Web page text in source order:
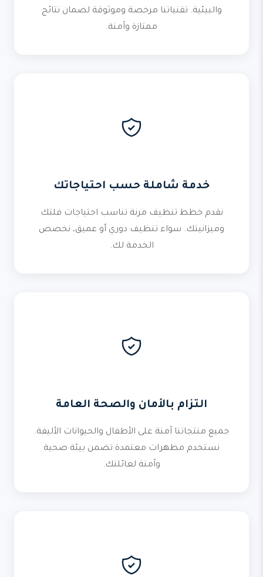
والبيئية. تقنياتنا مرخصة وموثوقة لضمان نتائج
ممتازة وآمنة.
خدمة شاملة حسب احتياجاتك
نقدم خطط تنظيف مرنة تناسب احتياجات فلتك
وميزانيتك. سواء تنظيف دوري أو عميق، نخصص
الخدمة لك.
التزام بالأمان والصحة العامة
جميع منتجاتنا آمنة على الأطفال والحيوانات الأليفة.
نستخدم مطهرات معتمدة تضمن بيئة صحية
وآمنة لعائلتك.